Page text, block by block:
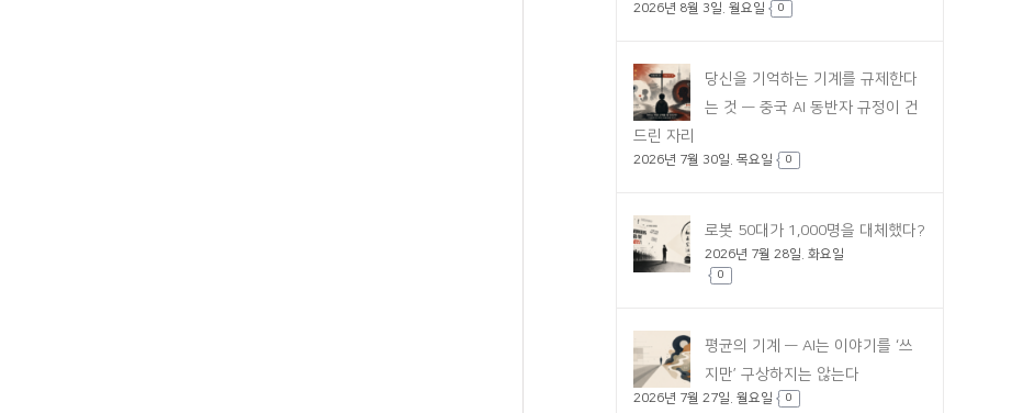
2026년 8월 3일. 월요일 0
당신을 기억하는 기계를 규제한다
는 것 — 중국 AI 동반자 규정이 건
드린 자리
2026년 7월 30일. 목요일 0
로봇 50대가 1,000명을 대체했다?
2026년 7월 28일. 화요일
0
평균의 기계 — AI는 이야기를 ‘쓰
지만’ 구상하지는 않는다
2026년 7월 27일. 월요일 0